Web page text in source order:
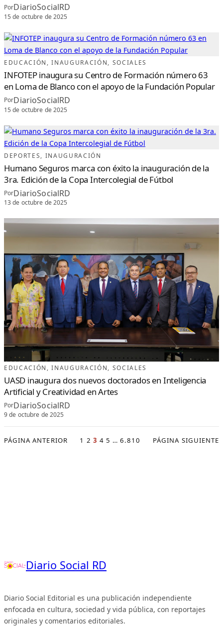
A
U
G
A
L
1
0
.
ª
E
D
C
Ó
N
D
U
F
S
T
I
V
A
L
A
T
R
O
M
U
L
I
N
A
R
Y
W
E
E
K
2
0
2
5
”
PorDiarioSocialRD
15 de octubre de 2025
EDUCACIÓN , INAUGURACIÓN, SOCIALES
INFOTEP inaugura su Centro de Formación número 63
en Loma de Blanco con el apoyo de la Fundación Popular
PorDiarioSocialRD
15 de octubre de 2025
DEPORTES, INAUGURACIÓN
Humano Seguros marca con éxito la inauguración de la
3ra. Edición de la Copa Intercolegial de Fútbol
PorDiarioSocialRD
13 de octubre de 2025
EDUCACIÓN , INAUGURACIÓN, SOCIALES
UASD inaugura dos nuevos doctorados en Inteligencia
Artificial y Creatividad en Artes
PorDiarioSocialRD
9 de octubre de 2025
PÁGINA ANTERIOR 1 2 3 4 5 … 6.810 PÁGINA SIGUIENTE
Diario Social RD
Diario Social Editorial es una publicación independiente
enfocada en cultura, sociedad y vida pública, con reportajes
originales y comentarios editoriales.